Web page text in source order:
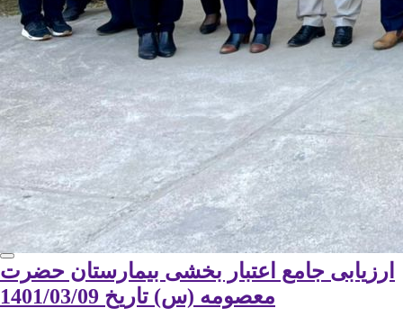
ارزیابی جامع اعتبار بخشی بیمارستان حضرت
معصومه (س) تاریخ 1401/03/09